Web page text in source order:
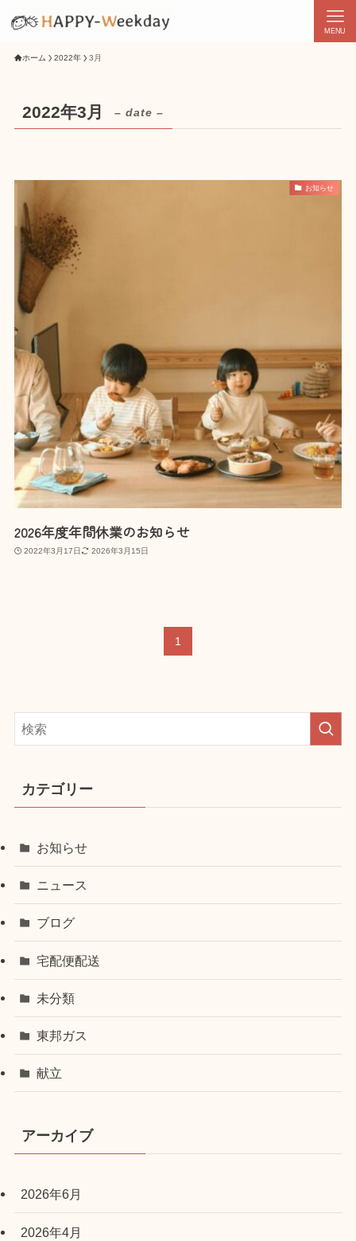
MENU
ホーム 2022年 3月
2022年3月 – date –
お知らせ
2026年度年間休業のお知らせ
2022年3月17日 2026年3月15日
1
カテゴリー
お知らせ
ニュース
ブログ
宅配便配送
未分類
東邦ガス
献立
アーカイブ
2026年6月
2026年4月